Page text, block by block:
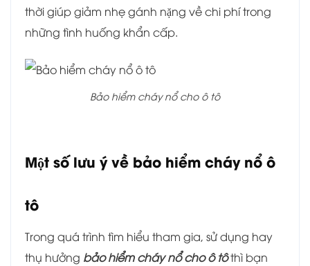
thời giúp giảm nhẹ gánh nặng về chi phí trong
những tình huống khẩn cấp.
Bảo hiểm cháy nổ cho ô tô
Một số lưu ý về bảo hiểm cháy nổ ô
tô
Trong quá trình tìm hiểu tham gia, sử dụng hay
thụ hưởng bảo hiểm cháy nổ cho ô tôthì bạn